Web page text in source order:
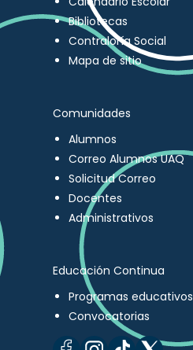
Bibliotecas
Contraloría Social
Mapa de sitio
Comunidades
Alumnos
Correo Alumnos UAQ
Solicitud Correo
Docentes
Administrativos
Educación Continua
Programas educativos
Convocatorias